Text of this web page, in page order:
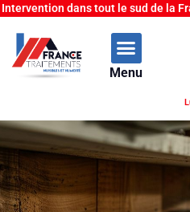
Intervention dans tout le sud de la
Menu